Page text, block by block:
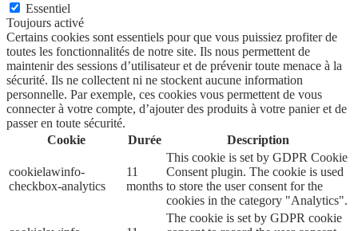
Essentiel
Toujours activé
Certains cookies sont essentiels pour que vous puissiez profiter de
toutes les fonctionnalités de notre site. Ils nous permettent de
maintenir des sessions d’utilisateur et de prévenir toute menace à la
sécurité. Ils ne collectent ni ne stockent aucune information
personnelle. Par exemple, ces cookies vous permettent de vous
connecter à votre compte, d’ajouter des produits à votre panier et de
passer en toute sécurité.
Cookie
Durée Description
cookielawinfo-
checkbox-analytics
11
months
This cookie is set by GDPR Cookie
Consent plugin. The cookie is used
to store the user consent for the
cookies in the category "Analytics".
The cookie is set by GDPR cookie